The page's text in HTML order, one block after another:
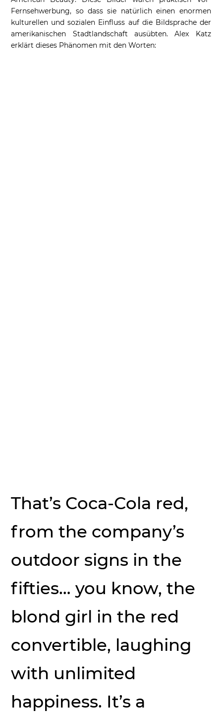
Fernsehwerbung, so dass sie natürlich einen enormen
kulturellen und sozialen Einfluss auf die Bildsprache der
amerikanischen Stadtlandschaft ausübten. Alex Katz
erklärt dieses Phänomen mit den Worten:
That’s Coca-Cola red,
from the company’s
outdoor signs in the
fifties… you know, the
blond girl in the red
convertible, laughing
with unlimited
happiness. It’s a